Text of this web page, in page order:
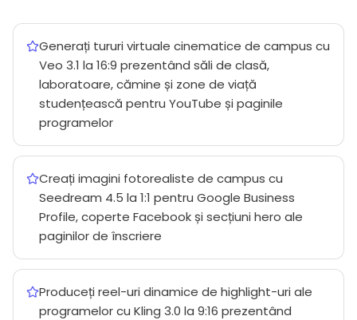
Generați tururi virtuale cinematice de campus cu
Veo 3.1 la 16:9 prezentând săli de clasă,
laboratoare, cămine și zone de viață
studențească pentru YouTube și paginile
programelor
Creați imagini fotorealiste de campus cu
Seedream 4.5 la 1:1 pentru Google Business
Profile, coperte Facebook și secțiuni hero ale
paginilor de înscriere
Produceți reel-uri dinamice de highlight-uri ale
programelor cu Kling 3.0 la 9:16 prezentând